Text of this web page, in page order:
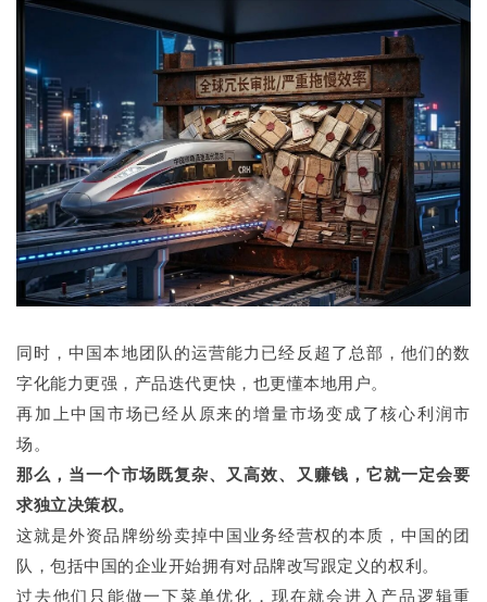
同时，中国本地团队的运营能力已经反超了总部，他们的数
字化能力更强，产品迭代更快，也更懂本地用户。
再加上中国市场已经从原来的增量市场变成了核心利润市
场。
那么，当一个市场既复杂、又高效、又赚钱，它就一定会要
求独立决策权。
这就是外资品牌纷纷卖掉中国业务经营权的本质，中国的团
队，包括中国的企业开始拥有对品牌改写跟定义的权利。
过去他们只能做一下菜单优化，现在就会进入产品逻辑重